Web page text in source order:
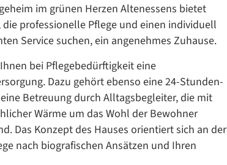
im grünen Herzen Altenessens bietet
die professionelle Pflege und einen individuell
Service suchen, ein angenehmes Zuhause.
bei Pflegebedürftigkeit eine
Dazu gehört ebenso eine 24-Stunden-
Betreuung durch Alltagsbegleiter, die mit
Wärme um das Wohl der Bewohner
Das Konzept des Hauses orientiert sich an der
nach biografischen Ansätzen und Ihren